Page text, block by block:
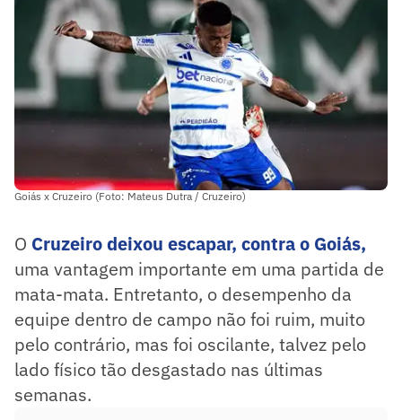
Goiás x Cruzeiro (Foto: Mateus Dutra / Cruzeiro)
O Cruzeirodeixou escapar, contra o Goiás,
uma vantagem importante em uma partida de
mata-mata. Entretanto, o desempenho da
equipe dentro de campo não foi ruim, muito
pelo contrário, mas foi oscilante, talvez pelo
lado físico tão desgastado nas últimas
semanas.